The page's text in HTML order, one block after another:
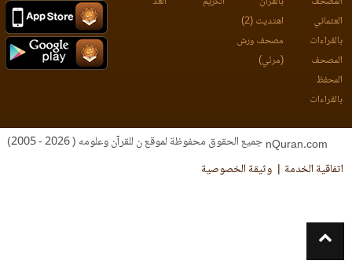
العثماني
بالقراءات
المصحف
المحفظ
بالقراءات
اهتديت (2)
مصحف ورش
(مرئي)
جميع الحقوق محفوظة لموقع ن للقرآن وعلومه ( 2026 - 2005)
اتفاقية الخدمة
وثيقة الخصوصية